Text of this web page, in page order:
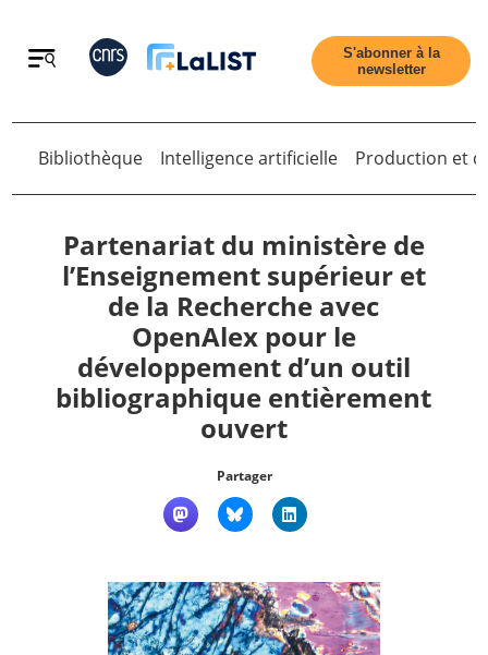
Retour
Tous les articles
S'abonner à la
newsletter
Retour
Bibliothèque Intelligence artificielle Production et
Partenariat du ministère de
l’Enseignement supérieur et
de la Recherche avec
OpenAlex pour le
développement d’un outil
bibliographique entièrement
ouvert
Partager